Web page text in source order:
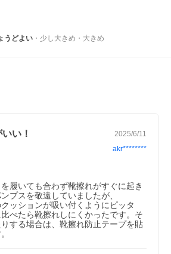
うどよい ・ 少し大きめ ・ 大きめ
い！ 2025/6/11
akr********
履いても合わず靴擦れがすぐに起き
プスを敬遠していましたが、
ッションが吸い付くようにピッタ
べたら靴擦れしにくかったです。そ
する場合は、靴擦れ防止テープを貼